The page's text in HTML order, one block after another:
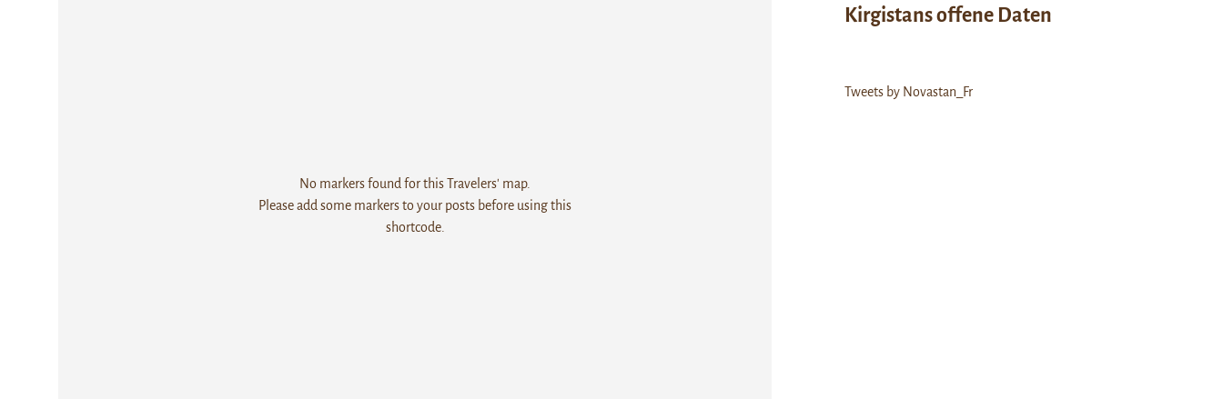
No markers found for this Travelers' map.
Please add some markers to your posts before using this
shortcode.
Kirgistans offene Daten
Tweets by Novastan_Fr